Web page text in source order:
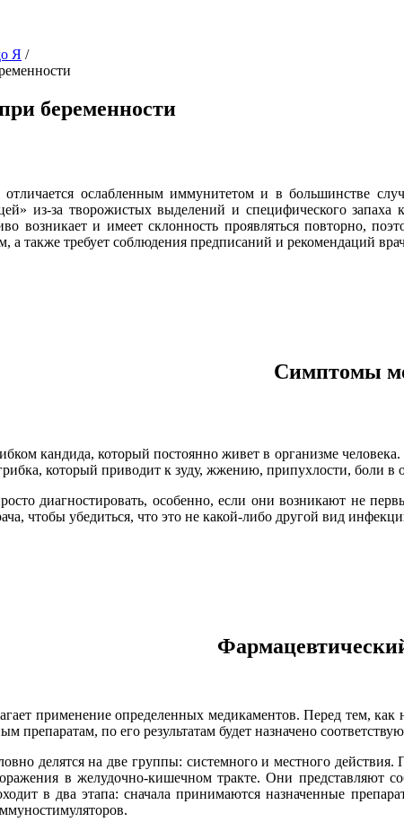
Я /
беременности
ослабленным иммунитетом и в большинстве
из-за творожистых выделений и специфического
возникает и имеет склонность проявляться повторно,
а также требует соблюдения предписаний и рекомендаций
Симптомы
кандида, который постоянно живет в организме
который приводит к зуду, жжению, припухлости, боли
диагностировать, особенно, если они возникают не
чтобы убедиться, что это не какой-либо другой вид
применение определенных медикаментов. Перед тем, как
препаратам, по его результатам будет назначено
делятся на две группы: системного и местного
в желудочно-кишечном тракте. Они представляют
в два этапа: сначала принимаются назначенные